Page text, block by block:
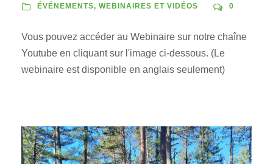
ÉVÉNEMENTS, WEBINAIRES ET VIDÉOS 0
Vous pouvez accéder au Webinaire sur notre chaîne
Youtube en cliquant sur l'image ci-dessous. (Le
webinaire est disponible en anglais seulement)